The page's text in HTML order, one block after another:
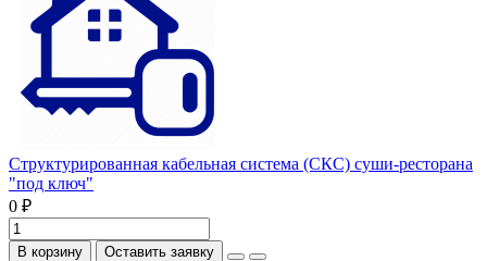
Структурированная кабельная система (СКС) суши-ресторана
"под ключ"
0 ₽
В корзину Оставить заявку